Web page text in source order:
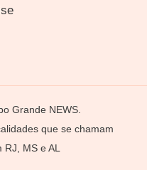
Grande NEWS.
que se chamam
MS e AL